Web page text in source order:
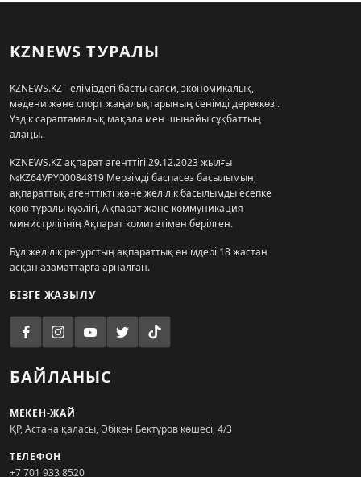
KZNEWS ТУРАЛЫ
KZNEWS.KZ - еліміздегі басты саяси, экономикалық,
мәдени және спорт жаңалықтарының сенімді дереккөзі.
Үздік сараптамалық мақала мен шынайы сұқбаттың
алаңы.
KZNEWS.KZ ақпарат агенттігі 29.12.2023 жылғы
№KZ64VPY00084819 Мерзімді баспасөз басылымын,
ақпараттық агенттікті және желілік басылымды есепке
қою туралы куәлігі, Ақпарат және коммуникация
министрлігінің Ақпарат комитетімен берілген.
Бұл желілік ресурстың ақпараттық өнімдері 18 жастан
асқан азаматтарға арналған.
БІЗГЕ ЖАЗЫЛУ
БАЙЛАНЫС
МЕКЕН-ЖАЙ
ҚР, Астана қаласы, Әбікен Бектұров көшесі, 4/3
ТЕЛЕФОН
+7 701 933 8520